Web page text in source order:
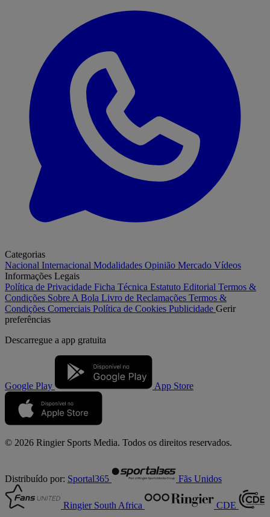
Categorias
Nacional Internacional Modalidades Opinião Mercado Vídeos
Informações Legais
Política de Privacidade Ficha Técnica Estatuto Editorial Termos &
Condições Sobre A Bola Livro de Reclamações Termos &
Condições Comerciais Política de Cookies Publicidade Gerir
preferências
Descarregue a app gratuita
Google Play App Store
© 2026 Ringier Sports Media. Todos os direitos reservados.
Distribuído por: Sportal365 Fãs Unidos
Ringier South Africa CDE